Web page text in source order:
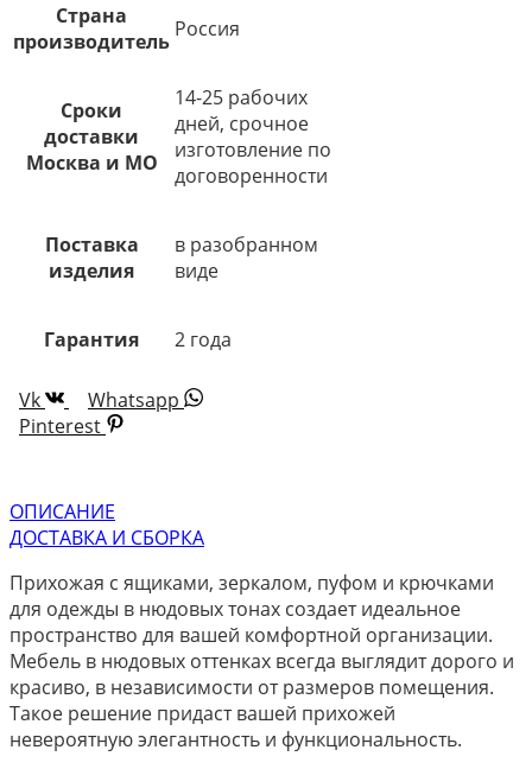
Страна
производитель Россия
Сроки
доставки
Москва и МО
14-25 рабочих
дней, срочное
изготовление по
договоренности
Поставка
изделия
в разобранном
виде
Гарантия 2 года
Vk
Whatsapp
Pinterest
ОПИСАНИЕ
ДОСТАВКА И СБОРКА
Прихожая с ящиками, зеркалом, пуфом и крючками
для одежды в нюдовых тонах создает идеальное
пространство для вашей комфортной организации.
Мебель в нюдовых оттенках всегда выглядит дорого и
красиво, в независимости от размеров помещения.
Такое решение придаст вашей прихожей
невероятную элегантность и функциональность.